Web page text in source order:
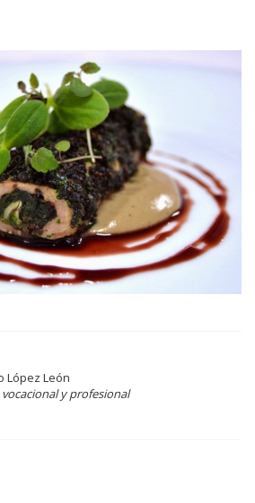
López León
y profesional